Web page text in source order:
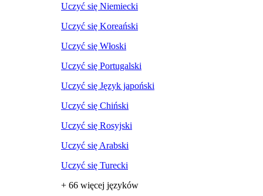
Uczyć się Niemiecki
Uczyć się Koreański
Uczyć się Włoski
Uczyć się Portugalski
Uczyć się Język japoński
Uczyć się Chiński
Uczyć się Rosyjski
Uczyć się Arabski
Uczyć się Turecki
+ 66 więcej języków